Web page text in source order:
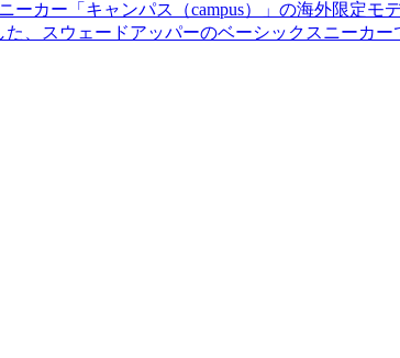
ーカー「キャンパス（campus）」の海外限定モ
、スウェードアッパーのベーシックスニーカ